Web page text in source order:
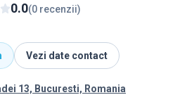
0.0(0 recenzii)
Vezi date contact
13, Bucuresti, Romania